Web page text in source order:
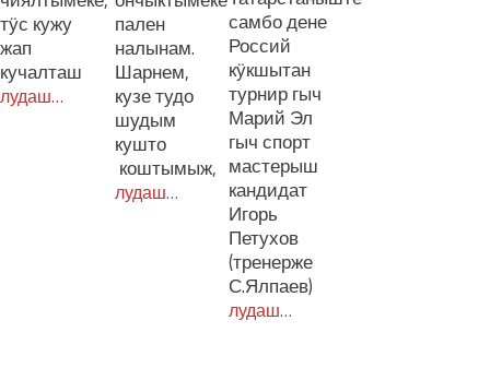
тӱс кужу
жап
кучалташ
лудаш…
пален
налынам.
Шарнем,
кузе тудо
шудым
кушто
коштымыж,
лудаш…
самбо дене
Россий
кӱкшытан
турнир гыч
Марий Эл
гыч спорт
мастерыш
кандидат
Игорь
Петухов
(тренерже
С.Ялпаев)
лудаш…